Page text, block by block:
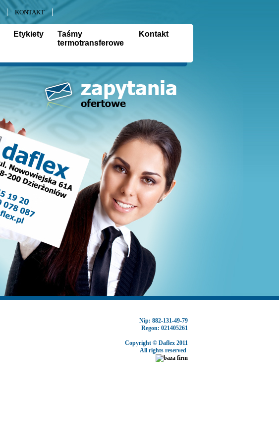
KONTAKT
Etykiety
Taśmy
termotransferowe
Kontakt
Nip: 882-131-49-79
Regon: 021405261
Copyright © Daflex2011
All rights reserved